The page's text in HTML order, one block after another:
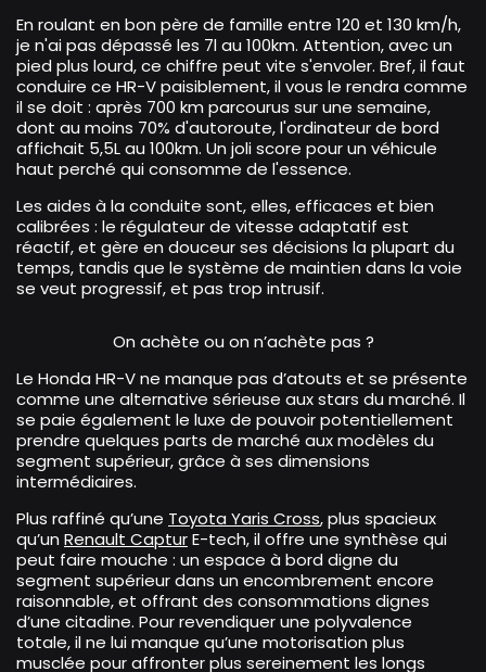
En roulant en bon père de famille entre 120 et 130 km/h,
je n'ai pas dépassé les 7l au 100km. Attention, avec un
pied plus lourd, ce chiffre peut vite s'envoler. Bref, il faut
conduire ce HR-V paisiblement, il vous le rendra comme
il se doit : après 700 km parcourus sur une semaine,
dont au moins 70% d'autoroute, l'ordinateur de bord
affichait 5,5L au 100km. Un joli score pour un véhicule
haut perché qui consomme de l'essence.
Les aides à la conduite sont, elles, efficaces et bien
calibrées : le régulateur de vitesse adaptatif est
réactif, et gère en douceur ses décisions la plupart du
temps, tandis que le système de maintien dans la voie
se veut progressif, et pas trop intrusif.
On achète ou on n’achète pas ?
Le Honda HR-V ne manque pas d’atouts et se présente
comme une alternative sérieuse aux stars du marché. Il
se paie également le luxe de pouvoir potentiellement
prendre quelques parts de marché aux modèles du
segment supérieur, grâce à ses dimensions
intermédiaires.
Plus raffiné qu’une Toyota Yaris Cross, plus spacieux
qu’un Renault CapturE-tech, il offre une synthèse qui
peut faire mouche : un espace à bord digne du
segment supérieur dans un encombrement encore
raisonnable, et offrant des consommations dignes
d’une citadine. Pour revendiquer une polyvalence
totale, il ne lui manque qu’une motorisation plus
musclée pour affronter plus sereinement les longs